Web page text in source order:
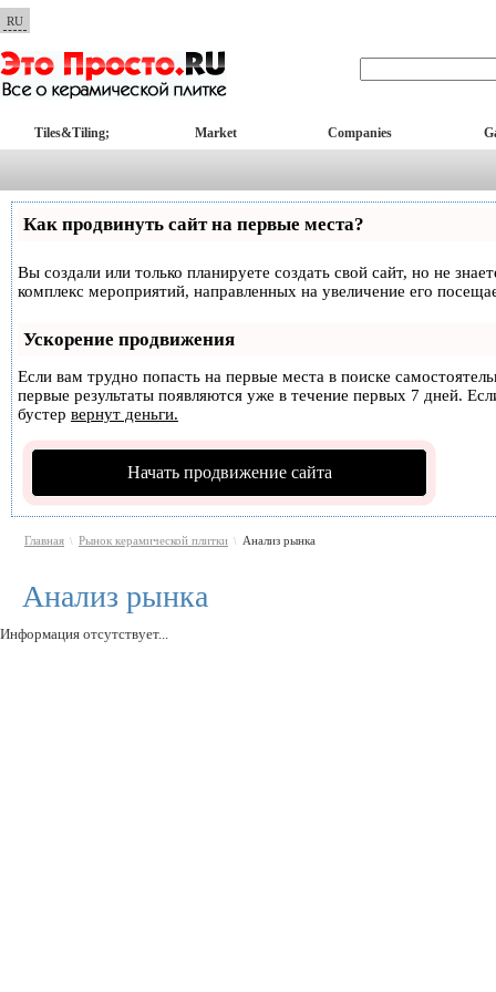
RU
Tiles&Tiling; Market Companies
Как продвинуть сайт на первые места?
Вы создали или только планируете создать свой сайт, но не
комплекс мероприятий, направленных на увеличение его
Ускорение продвижения
Если вам трудно попасть на первые места в поиске
первые результаты появляются уже в течение первых 7 дней.
бустер вернут деньги.
Начать продвижение сайта
Главная \ Рынок керамической плитки \ Анализ рынка
Анализ рынка
Информация отсутствует...